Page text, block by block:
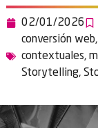
02/01/2026
conversión web,
contextuales,
Storytelling,